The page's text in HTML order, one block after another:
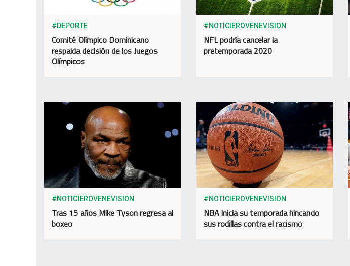
#DEPORTE
Comité Olímpico Dominicano
respalda decisión de los Juegos
Olímpicos
#NOTICIEROVENEVISION
NFL podría cancelar la
pretemporada 2020
#NOTICIEROVENEVISION
Tras 15 años Mike Tyson regresa al
boxeo
#NOTICIEROVENEVISION
NBA inicia su temporada hincando
sus rodillas contra el racismo